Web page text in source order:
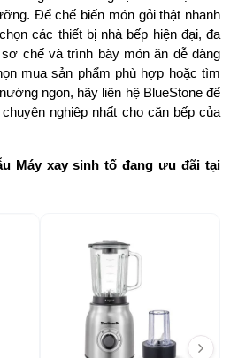
Để chế biến món gỏi thật nhanh
các thiết bị nhà bếp hiện đại, đa
sơ chế và trình bày món ăn dễ dàng
mua sản phẩm phù hợp hoặc tìm
ngon, hãy liên hệ BlueStone để
nghiệp nhất cho căn bếp của
Máy xay sinh tố đang ưu đãi tại